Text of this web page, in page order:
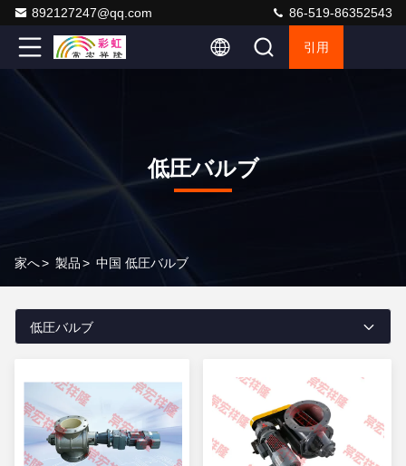
892127247@qq.com 86-519-86352543
引用
低圧バルブ
家へ> 製品> 中国 低圧バルブ
低圧バルブ